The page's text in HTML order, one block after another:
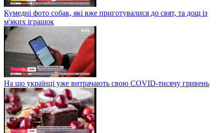
Кумедні фото собак, які вже приготувалися до свят, та дощ із
м'яких іграшок
На що українці уже витрачають свою COVID-тисячу гривень